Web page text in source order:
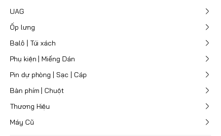
UAG
Ốp lưng
Balô | Túi xách
Phụ kiện | Miếng Dán
Pin dự phòng | Sạc | Cáp
Bàn phím | Chuột
Thương Hiệu
Máy Cũ